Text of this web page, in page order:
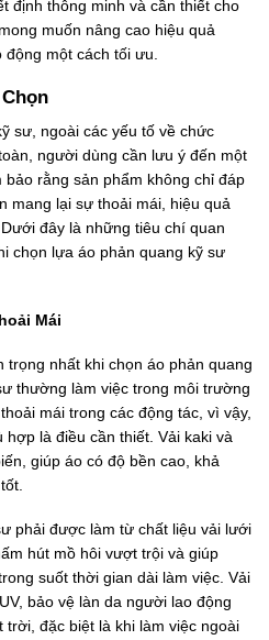
định thông minh và cần thiết cho
muốn nâng cao hiệu quả
một cách tối ưu.
sư, ngoài các yếu tố về chức
người dùng cần lưu ý đến một
rằng sản phẩm không chỉ đáp
mang lại sự thoải mái, hiệu quả
đây là những tiêu chí quan
chọn lựa áo phản quang kỹ sư
Mái
nhất khi chọn áo phản quang
thường làm việc trong môi trường
mái trong các động tác, vì vậy,
là điều cần thiết. Vải kaki và
giúp áo có độ bền cao, khả
phải được làm từ chất liệu vải lưới
hút mồ hôi vượt trội và giúp
suốt thời gian dài làm việc. Vải
bảo vệ làn da người lao động
trời, đặc biệt là khi làm việc ngoài